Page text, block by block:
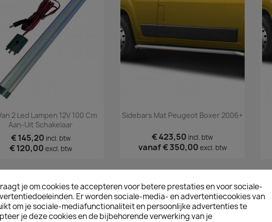
Snel bekijken
2 Led Lampen 12V 100 Cm
Aan-Uit Schakelaar
€ 145,20 incl. btw
€ 120,00 excl. btw
Snel bekijken
Sidebars Mat Peugeot Boxer 2006+
€ 423,50 incl. btw
vanaf€ 350,00 excl. btw
je om cookies te accepteren voor betere prestaties en voor sociale-
Er worden sociale-media- en advertentiecookies van
om je sociale-mediafunctionaliteit en persoonlijke advertenties te
je deze cookies en de bijbehorende verwerking van je